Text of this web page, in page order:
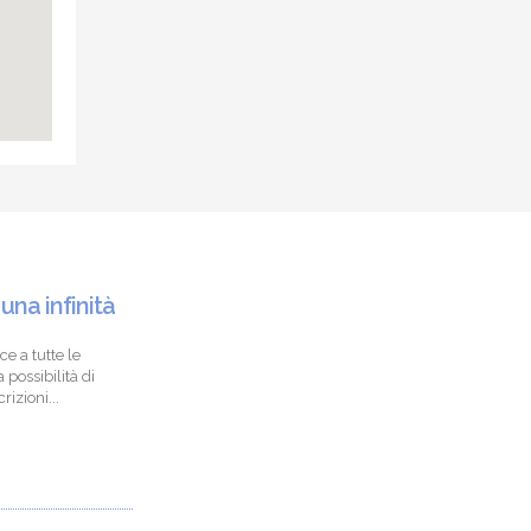
infinità
a tutte le
possibilità di